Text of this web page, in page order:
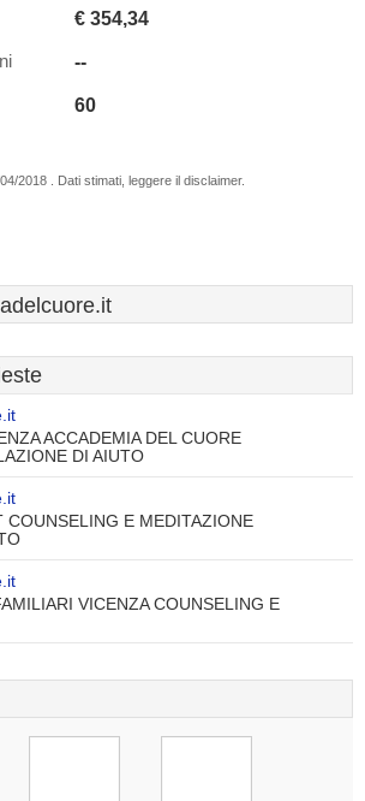
€ 354,34
--
60
2018 . Dati stimati, leggere il disclaimer.
ACCADEMIA DEL CUORE
DI AIUTO
COUNSELING E MEDITAZIONE
VICENZA COUNSELING E